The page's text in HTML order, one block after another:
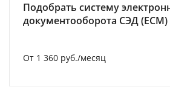
Подобрать систему
документооборота СЭД (ECM)
От 1 360 руб./месяц